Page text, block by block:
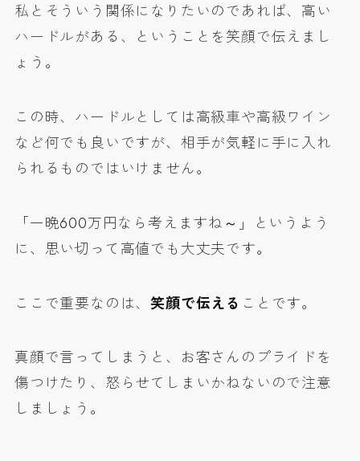
私とそういう関係になりたいのであれば、高い
ハードルがある、ということを笑顔で伝えまし
ょう。
この時、ハードルとしては高級車や高級ワイン
など何でも良いですが、相手が気軽に手に入れ
られるものではいけません。
「一晩600万円なら考えますね～」というよう
に、思い切って高値でも大丈夫です。
ここで重要なのは、笑顔で伝える ことです。
真顔で言ってしまうと、お客さんのプライドを
傷つけたり、怒らせてしまいかねないので注意
しましょう。